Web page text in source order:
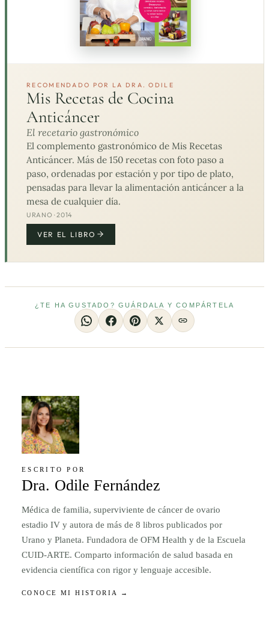
RECOMENDADO POR LA DRA. ODILE
Mis Recetas de Cocina
Anticáncer
El recetario gastronómico
El complemento gastronómico de Mis Recetas
Anticáncer. Más de 150 recetas con foto paso a
paso, ordenadas por estación y por tipo de plato,
pensadas para llevar la alimentación anticáncer a la
mesa de cualquier día.
URANO · 2014
VER EL LIBRO
¿TE HA GUSTADO? GUÁRDALA Y COMPÁRTELA
ESCRITO POR
Dra. Odile Fernández
Médica de familia, superviviente de cáncer de ovario
estadio IV y autora de más de 8 libros publicados por
Urano y Planeta. Fundadora de OFM Health y de la Escuela
CUID-ARTE. Comparto información de salud basada en
evidencia científica con rigor y lenguaje accesible.
CONOCE MI HISTORIA →